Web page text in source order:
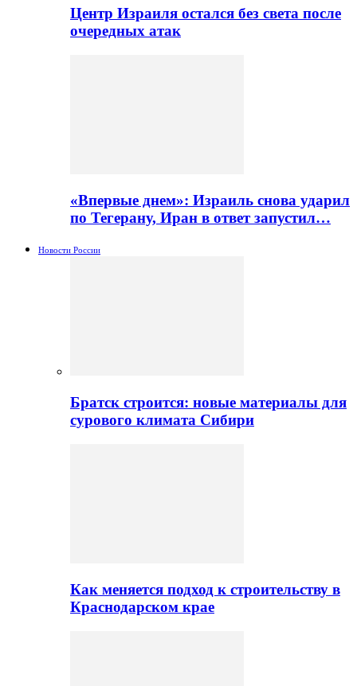
Центр Израиля остался без света после
очередных атак
«Впервые днем»: Израиль снова ударил
по Тегерану, Иран в ответ запустил…
Новости России
Братск строится: новые материалы для
сурового климата Сибири
Как меняется подход к строительству в
Краснодарском крае